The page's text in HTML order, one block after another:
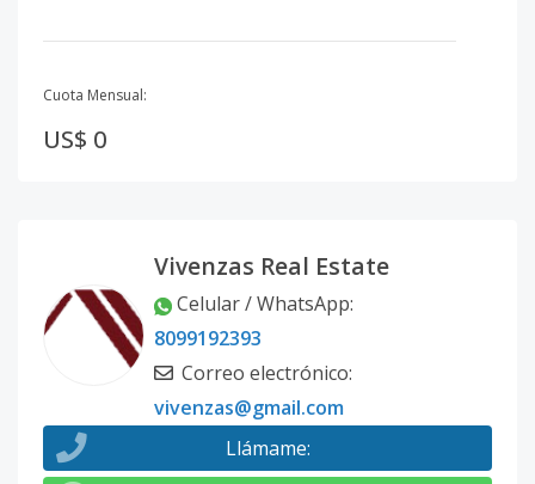
Cuota Mensual:
US$ 0
Vivenzas Real Estate
Celular / WhatsApp:
8099192393
Correo electrónico:
vivenzas@gmail.com
Llámame: